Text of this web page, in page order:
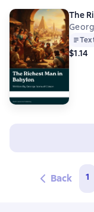
The
$1.14
Back 1